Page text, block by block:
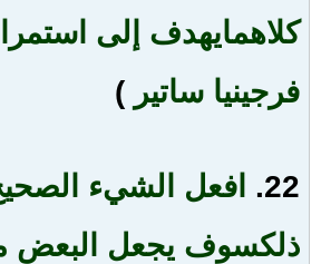
كلاهمايهدف إلى
فرجينيا ساتير )
22.
افعل الشيء
ذلكسوف يجعل البعض